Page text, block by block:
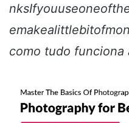
como tudo funciona